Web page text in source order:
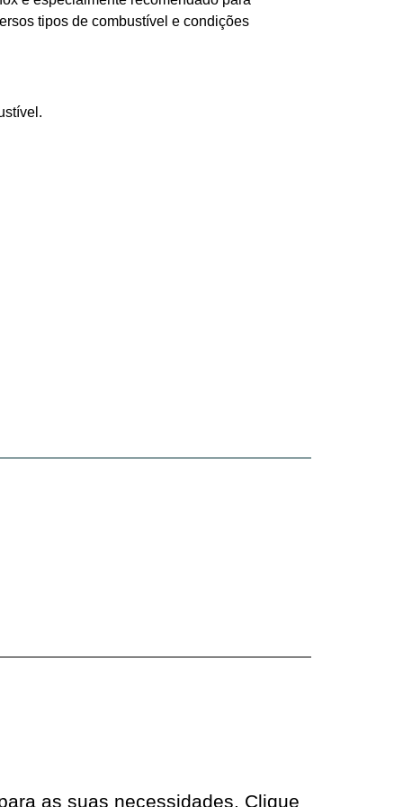
tipos de combustível e condições
as suas necessidades. Clique